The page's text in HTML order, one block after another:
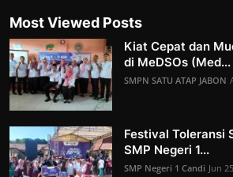
Most Viewed Posts
Kiat Cepat dan
di MeDSOs (Med...
SMPN SATU ATAP JABON
Festival Toleransi
SMP Negeri 1...
SMP Negeri 1 Candi Jun